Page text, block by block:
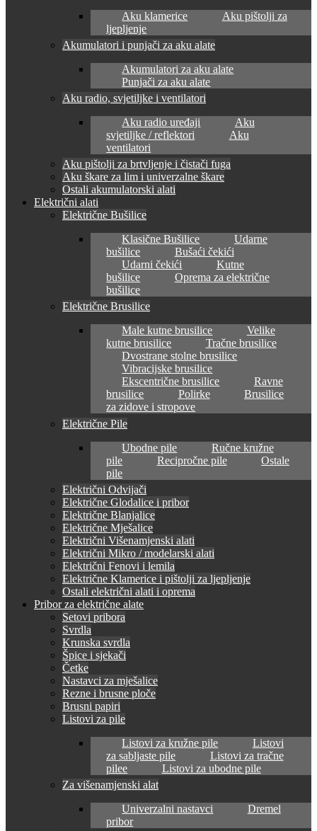
Aku klamerice
Aku pištolji za
ljepljenje
Akumulatori i punjači za aku alate
Akumulatori za aku alate
Punjači za aku alate
Aku radio, svjetiljke i ventilatori
Aku radio uređaji
Aku
svjetiljke / reflektori
Aku
ventilatori
Aku pištolji za brtvljenje i čistači fuga
Aku škare za lim i univerzalne škare
Ostali akumulatorski alati
Električni alati
Električne Bušilice
Klasične Bušilice
Udarne
bušilice
Bušaći čekići
Udarni čekići
Kutne
bušilice
Oprema za električne
bušilice
Električne Brusilice
Male kutne brusilice
Velike
kutne brusilice
Tračne brusilice
Dvostrane stolne brusilice
Vibracijske brusilice
Ekscentrične brusilice
Ravne
brusilice
Polirke
Brusilice
za zidove i stropove
Električne Pile
Ubodne pile
Ručne kružne
pile
Recipročne pile
Ostale
pile
Električni Odvijači
Električne Glodalice i pribor
Električne Blanjalice
Električne Mješalice
Električni Višenamjenski alati
Električni Mikro / modelarski alati
Električni Fenovi i lemila
Električne Klamerice i pištolji za ljepljenje
Ostali električni alati i oprema
Pribor za električne alate
Setovi pribora
Svrdla
Krunska svrdla
Špice i sjekači
Četke
Nastavci za mješalice
Rezne i brusne ploče
Brusni papiri
Listovi za pile
Listovi za kružne pile
Listovi
za sabljaste pile
Listovi za tračne
pilee
Listovi za ubodne pile
Za višenamjenski alat
Univerzalni nastavci
Dremel
pribor